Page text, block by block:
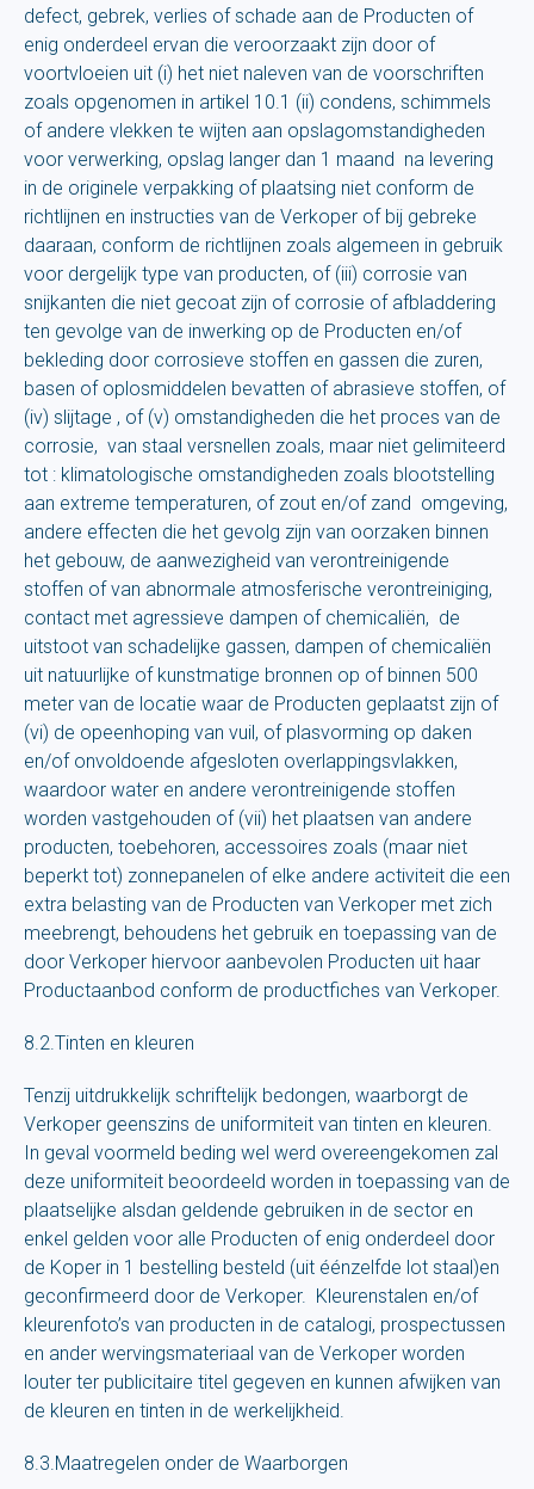
defect, gebrek, verlies of schade aan de Producten of
enig onderdeel ervan die veroorzaakt zijn door of
voortvloeien uit (i) het niet naleven van de voorschriften
zoals opgenomen in artikel 10.1 (ii) condens, schimmels
of andere vlekken te wijten aan opslagomstandigheden
voor verwerking, opslag langer dan 1 maand na levering
in de originele verpakking of plaatsing niet conform de
richtlijnen en instructies van de Verkoper of bij gebreke
daaraan, conform de richtlijnen zoals algemeen in gebruik
voor dergelijk type van producten, of (iii) corrosie van
snijkanten die niet gecoat zijn of corrosie of afbladdering
ten gevolge van de inwerking op de Producten en/of
bekleding door corrosieve stoffen en gassen die zuren,
basen of oplosmiddelen bevatten of abrasieve stoffen, of
(iv) slijtage , of (v) omstandigheden die het proces van de
corrosie, van staal versnellen zoals, maar niet gelimiteerd
tot : klimatologische omstandigheden zoals blootstelling
aan extreme temperaturen, of zout en/of zand omgeving,
andere effecten die het gevolg zijn van oorzaken binnen
het gebouw, de aanwezigheid van verontreinigende
stoffen of van abnormale atmosferische verontreiniging,
contact met agressieve dampen of chemicaliën, de
uitstoot van schadelijke gassen, dampen of chemicaliën
uit natuurlijke of kunstmatige bronnen op of binnen 500
meter van de locatie waar de Producten geplaatst zijn of
(vi) de opeenhoping van vuil, of plasvorming op daken
en/of onvoldoende afgesloten overlappingsvlakken,
waardoor water en andere verontreinigende stoffen
worden vastgehouden of (vii) het plaatsen van andere
producten, toebehoren, accessoires zoals (maar niet
beperkt tot) zonnepanelen of elke andere activiteit die een
extra belasting van de Producten van Verkoper met zich
meebrengt, behoudens het gebruik en toepassing van de
door Verkoper hiervoor aanbevolen Producten uit haar
Productaanbod conform de productfiches van Verkoper.
8.2.Tinten en kleuren
Tenzij uitdrukkelijk schriftelijk bedongen, waarborgt de
Verkoper geenszins de uniformiteit van tinten en kleuren.
In geval voormeld beding wel werd overeengekomen zal
deze uniformiteit beoordeeld worden in toepassing van de
plaatselijke alsdan geldende gebruiken in de sector en
enkel gelden voor alle Producten of enig onderdeel door
de Koper in 1 bestelling besteld (uit éénzelfde lot staal)en
geconfirmeerd door de Verkoper. Kleurenstalen en/of
kleurenfoto’s van producten in de catalogi, prospectussen
en ander wervingsmateriaal van de Verkoper worden
louter ter publicitaire titel gegeven en kunnen afwijken van
de kleuren en tinten in de werkelijkheid.
8.3.Maatregelen onder de Waarborgen